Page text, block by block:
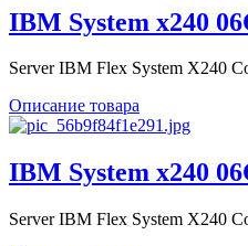
IBM System x240
Server IBM Flex System X240
Описание товара
IBM System x240
Server IBM Flex System X240